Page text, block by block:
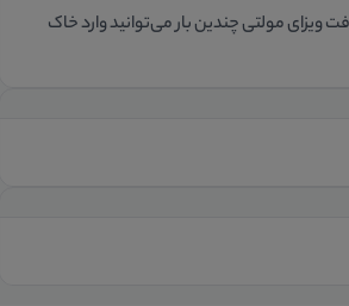
ویزای مولتی چندین بار می‌توانید وارد خاک